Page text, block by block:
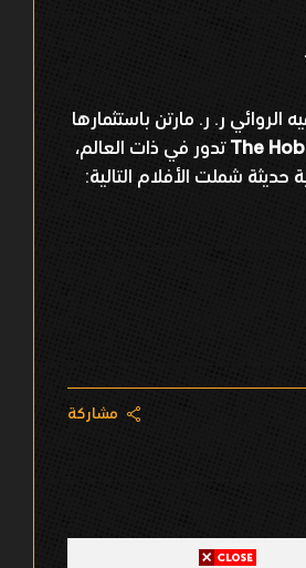
ر. ر. مارتن باستثمارها
Theتدور في ذات العالم،
حديثة شملت الأفلام التالية:
مشاركة